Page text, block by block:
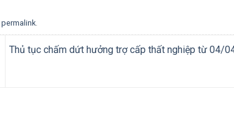
permalink.
Thủ tục chấm dứt hưởng trợ cấp thất nghiệp từ 04/